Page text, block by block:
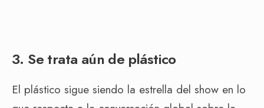
3. Se trata aún de plástico
El plástico sigue siendo la estrella del show en lo